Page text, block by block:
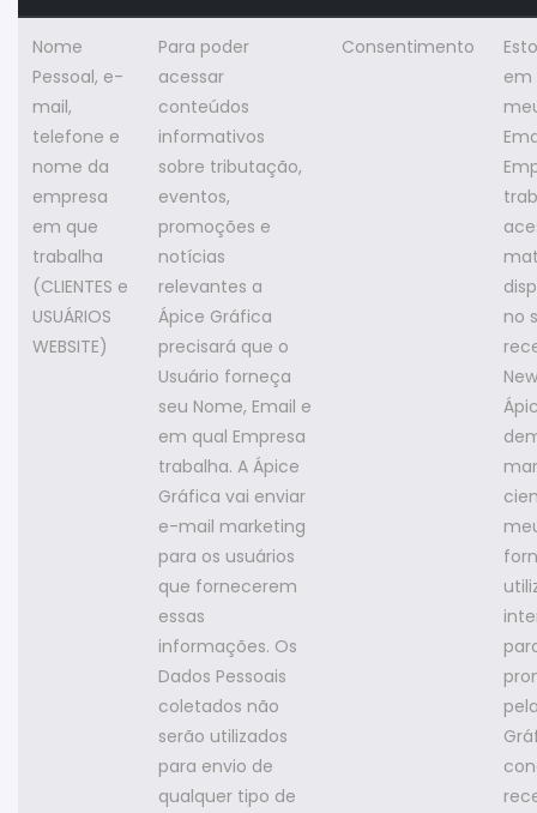
Nome
Pessoal, e-
mail,
telefone e
nome da
empresa
em que
trabalha
(CLIENTES e
USUÁRIOS
WEBSITE)
Para poder
acessar
conteúdos
informativos
sobre tributação,
eventos,
promoções e
notícias
relevantes a
Ápice Gráfica
precisará que o
Usuário forneça
seu Nome, Email e
em qual Empresa
trabalha. A Ápice
Gráfica vai enviar
e-mail marketing
para os usuários
que fornecerem
essas
informações. Os
Dados Pessoais
coletados não
serão utilizados
para envio de
qualquer tipo de
Consentimento
em
no